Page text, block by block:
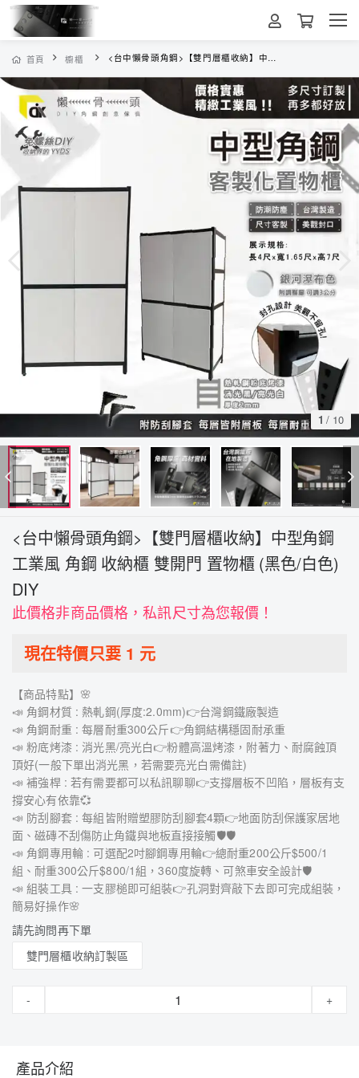
首頁 櫥櫃 <台中懶骨頭角鋼>【雙門層櫃收納】中型角鋼 工業風 角鋼 收納櫃 雙開門 置物櫃 (黑色/白色) DIY
1 / 10
<台中懶骨頭角鋼>【雙門層櫃收納】中型角鋼
工業風 角鋼 收納櫃 雙開門 置物櫃 (黑色/白色)
DIY
此價格非商品價格，私訊尺寸為您報價！
現在特價只要 1 元
【商品特點】🌸
📣 角鋼材質 : 熱軋鋼(厚度:2.0mm)👉台灣鋼鐵廠製造
📣 角鋼耐重 : 每層耐重300公斤👉角鋼結構穩固耐承重
📣 粉底烤漆 : 消光黑/亮光白👉粉體高溫烤漆，附著力、耐腐蝕頂
頂好(一般下單出消光黑，若需要亮光白需備註)
📣 補強桿 : 若有需要都可以私訊聊聊👉支撐層板不凹陷，層板有支
撐安心有依靠💞
📣 防刮腳套 : 每組皆附贈塑膠防刮腳套4顆👉地面防刮保護家居地
面、磁磚不刮傷防止角鐵與地板直接接觸🛡🛡
📣 角鋼專用輪 : 可選配2吋腳鋼專用輪👉總耐重200公斤$500/1
組、耐重300公斤$800/1組，360度旋轉、可煞車安全設計🛡
📣 組裝工具 : 一支膠槌即可組裝👉孔洞對齊敲下去即可完成組裝，
簡易好操作🌸
請先詢問再下單
雙門層櫃收納訂製區
- +
產品介紹